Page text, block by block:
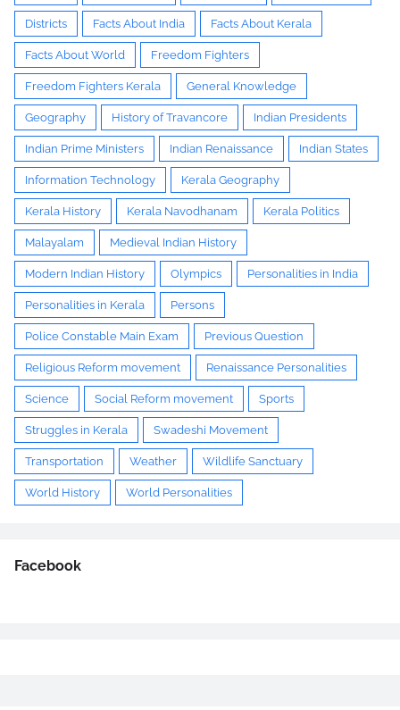
Districts Facts About India Facts About Kerala
Facts About World Freedom Fighters
Freedom Fighters Kerala General Knowledge
Geography History of Travancore Indian Presidents
Indian Prime Ministers Indian Renaissance Indian States
Information Technology Kerala Geography
Kerala History Kerala Navodhanam Kerala Politics
Malayalam Medieval Indian History
Modern Indian History Olympics Personalities in India
Personalities in Kerala Persons
Police Constable Main Exam Previous Question
Religious Reform movement Renaissance Personalities
Science Social Reform movement Sports
Struggles in Kerala Swadeshi Movement
Transportation Weather Wildlife Sanctuary
World History World Personalities
Facebook